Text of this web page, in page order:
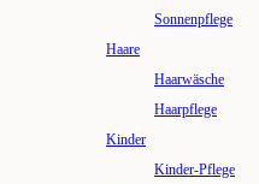
Sonnenpflege
Haare
Haarwäsche
Haarpflege
Kinder
Kinder-Pflege